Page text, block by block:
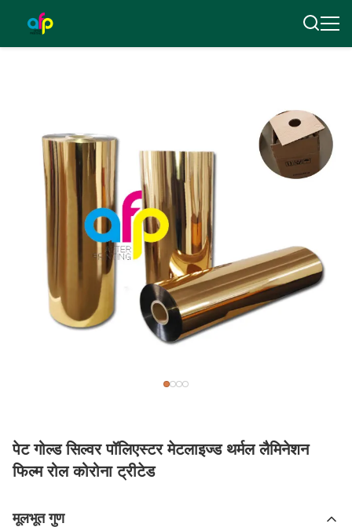
पेट गोल्ड सिल्वर पॉलिएस्टर मेटलाइज्ड थर्मल लैमिनेशन
फिल्म रोल कोरोना ट्रीटेड
मूलभूत गुण